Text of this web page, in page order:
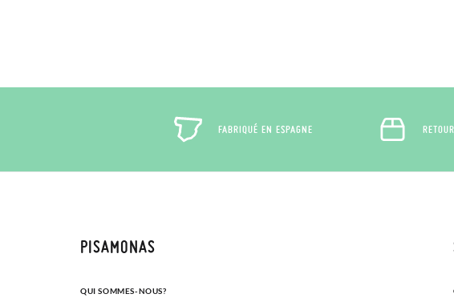
FABRIQUÉ EN ESPAGNE
PISAMONAS
QUI SOMMES-NOUS?